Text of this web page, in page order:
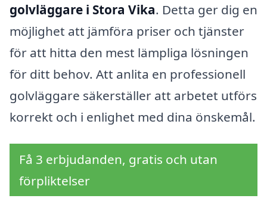
golvläggare i Stora Vika. Detta ger dig en
möjlighet att jämföra priser och tjänster
för att hitta den mest lämpliga lösningen
för ditt behov. Att anlita en professionell
golvläggare säkerställer att arbetet utförs
korrekt och i enlighet med dina önskemål.
Få 3 erbjudanden, gratis och utan
förpliktelser